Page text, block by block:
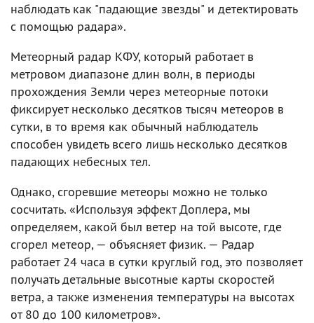
наблюдать как "падающие звезды" и детектировать
с помощью радара».
Метеорный радар КФУ, который работает в
метровом диапазоне длин волн, в периоды
прохождения Земли через метеорные потоки
фиксирует несколько десятков тысяч метеоров в
сутки, в то время как обычный наблюдатель
способен увидеть всего лишь несколько десятков
падающих небесных тел.
Однако, сгоревшие метеоры можно не только
сосчитать. «Используя эффект Доплера, мы
определяем, какой был ветер на той высоте, где
сгорел метеор, — объясняет физик. — Радар
работает 24 часа в сутки круглый год, это позволяет
получать детальные высотные карты скоростей
ветра, а также изменения температуры на высотах
от 80 до 100 километров».